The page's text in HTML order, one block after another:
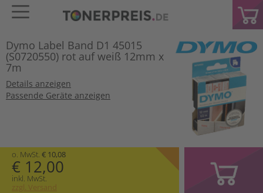
Dymo Label Band D1 45015
(S0720550) rot auf weiß 12mm x
7m
Details anzeigen
Passende Geräte anzeigen
o. MwSt. € 10,08
€ 12,00
inkl. MwSt.
zzgl. Versand